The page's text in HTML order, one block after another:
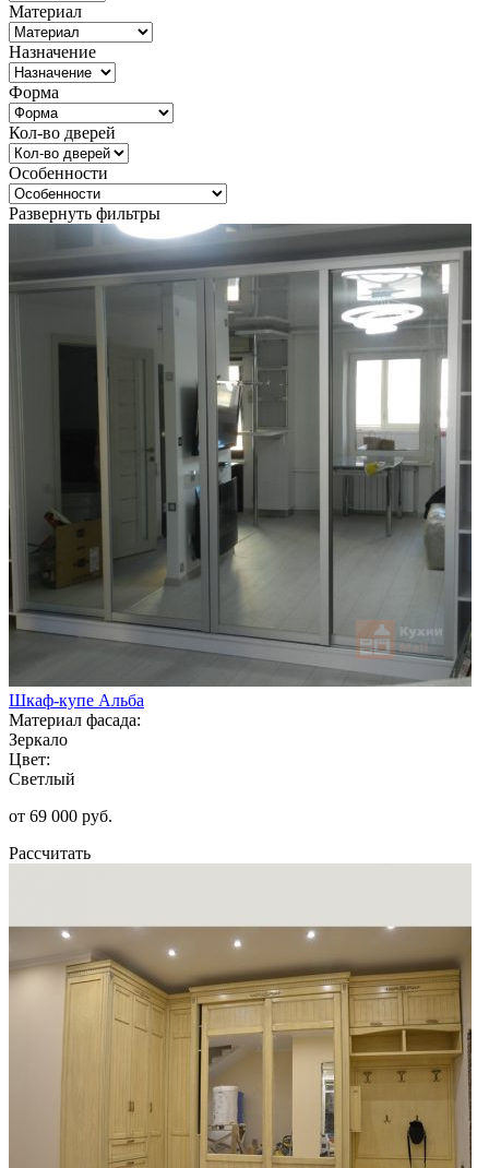
Материал
Назначение
Форма
Кол-во дверей
Особенности
Развернуть фильтры
Шкаф-купе Альба
Материал фасада:
Зеркало
Цвет:
Светлый
от 69 000 руб.
Рассчитать